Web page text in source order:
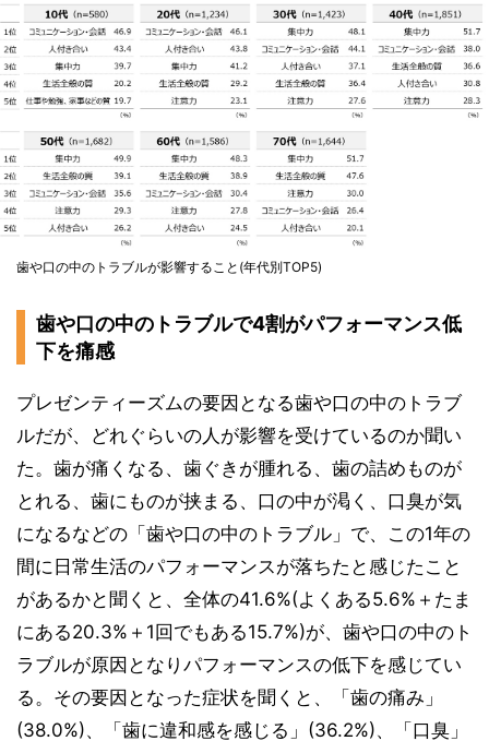
歯や口の中のトラブルが影響すること(年代別TOP5)
歯や口の中のトラブルで4割がパフォーマンス低
下を痛感
プレゼンティーズムの要因となる歯や口の中のトラブ
ルだが、どれぐらいの人が影響を受けているのか聞い
た。歯が痛くなる、歯ぐきが腫れる、歯の詰めものが
とれる、歯にものが挟まる、口の中が渇く、口臭が気
になるなどの「歯や口の中のトラブル」で、この1年の
間に日常生活のパフォーマンスが落ちたと感じたこと
があるかと聞くと、全体の41.6%(よくある5.6%＋たま
にある20.3%＋1回でもある15.7%)が、歯や口の中のト
ラブルが原因となりパフォーマンスの低下を感じてい
る。その要因となった症状を聞くと、「歯の痛み」
(38.0%)、「歯に違和感を感じる」(36.2%)、「口臭」